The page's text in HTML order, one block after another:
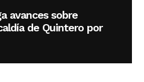
avances sobre
de Quintero por